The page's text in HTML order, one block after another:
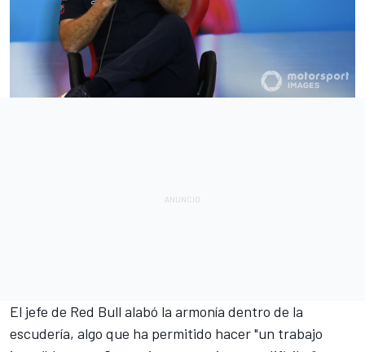
El jefe de Red Bull alabó la armonía dentro de la
escudería, algo que ha permitido hacer "un trabajo